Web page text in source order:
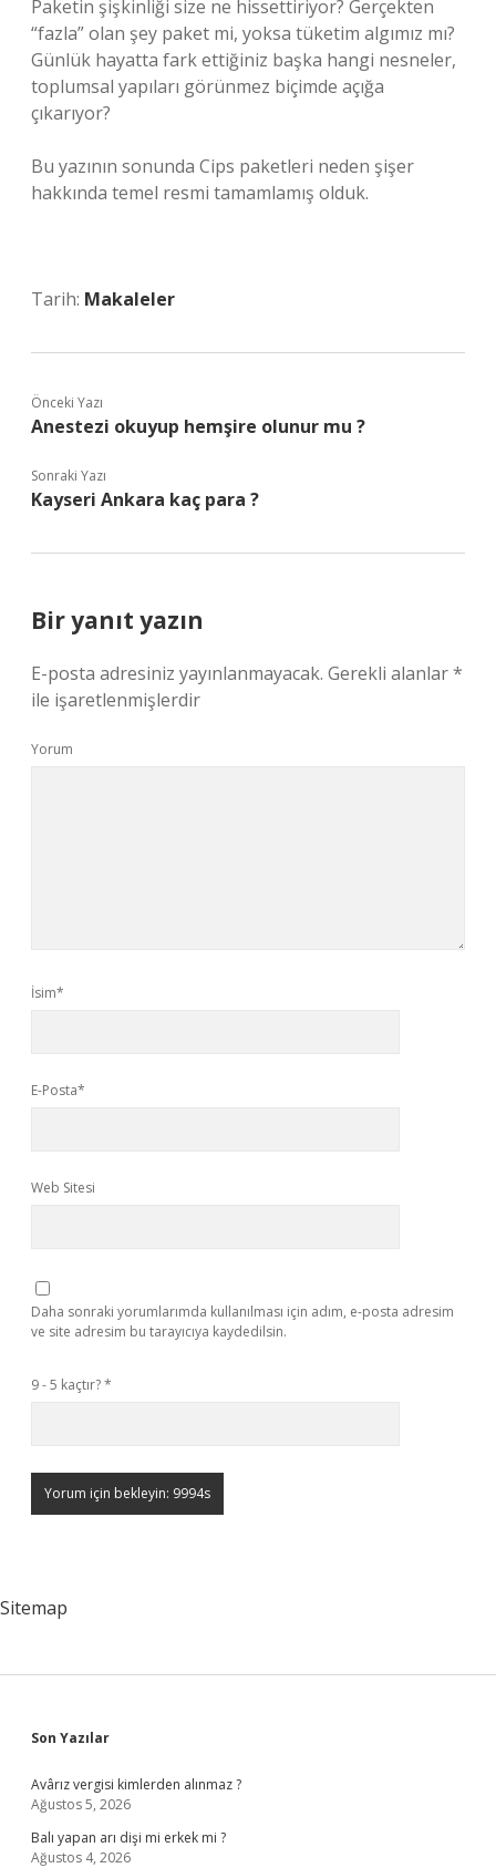
Paketin şişkinliği size ne hissettiriyor? Gerçekten
“fazla” olan şey paket mi, yoksa tüketim algımız mı?
Günlük hayatta fark ettiğiniz başka hangi nesneler,
toplumsal yapıları görünmez biçimde açığa
çıkarıyor?
Bu yazının sonunda Cips paketleri neden şişer
hakkında temel resmi tamamlamış olduk.
Tarih: Makaleler
Önceki Yazı
Anestezi okuyup hemşire olunur mu ?
Sonraki Yazı
Kayseri Ankara kaç para ?
Bir yanıt yazın
E-posta adresiniz yayınlanmayacak. Gerekli alanlar*
ile işaretlenmişlerdir
Yorum
İsim*
E-Posta*
Web Sitesi
Daha sonraki yorumlarımda kullanılması için adım, e-posta adresim
ve site adresim bu tarayıcıya kaydedilsin.
9 - 5 kaçtır?*
Sitemap
Sidebar
Son Yazılar
Avârız vergisi kimlerden alınmaz ?
Ağustos 5, 2026
Balı yapan arı dişi mi erkek mi ?
Ağustos 4, 2026